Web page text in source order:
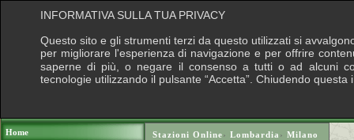
Home
Stazioni Online› Lombardia › Milano
INFORMATIVA SULLA TUA PRIVACY
Questo sito e gli strumenti terzi da questo utilizzati si
per migliorare l'esperienza di navigazione e per offrire
saperne di più, o negare il consenso a tutti o ad alcuni
tecnologie utilizzando il pulsante “Accetta”. Chiudendo